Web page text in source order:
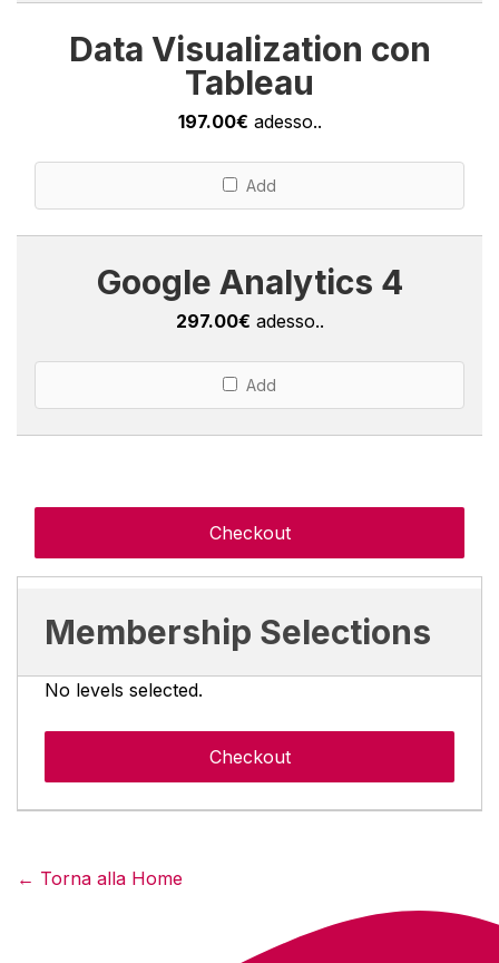
Data Visualization con
Tableau
197.00€ adesso..
Add
Google Analytics 4
297.00€ adesso..
Add
Membership Selections
No levels selected.
← Torna alla Home